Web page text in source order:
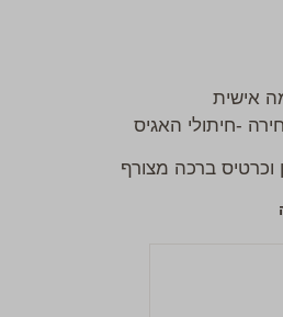
-חיתולי האגיס
וכרטיס ברכה מצורף